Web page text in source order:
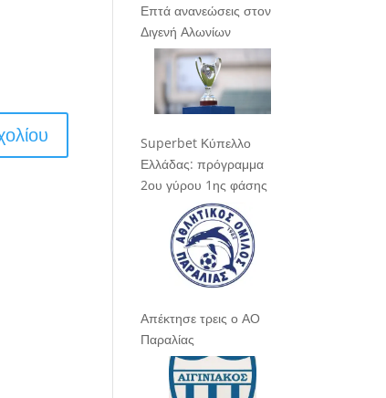
Επτά ανανεώσεις στον
Διγενή Αλωνίων
Superbet Κύπελλο
Ελλάδας: πρόγραμμα
2ου γύρου 1ης φάσης
Απέκτησε τρεις ο ΑΟ
Παραλίας